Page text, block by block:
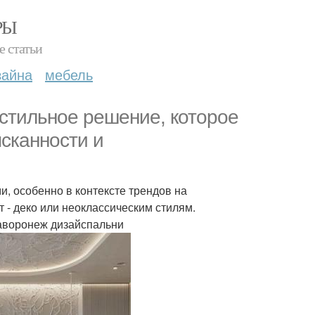
статьи
мебель
решение, которое
и
особенно в контексте трендов на
деко или неоклассическим стилям.
дизайспальни